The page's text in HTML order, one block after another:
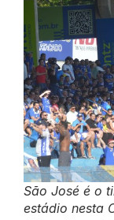
São José é o
estádio nesta